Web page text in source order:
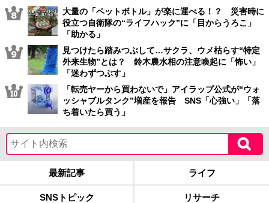
大量の「ペットボトル」が楽に運べる！？ 災害時に
役立つ自衛隊の“ライフハック”に「目からうろこ」
「助かる」
見つけたら踏みつぶして…サクラ、ウメ枯らす“特定
外来生物”とは？ 鈴木農水相の注意喚起に「怖い」
「迷わずつぶす」
「転売ヤーから買わないで」アイラップ公式が“ウォ
ッシャブルタンク”増産を報告 SNS「心強い」「落
ち着いたら買う」
最新記事 ライフ
SNSトピック リサーチ